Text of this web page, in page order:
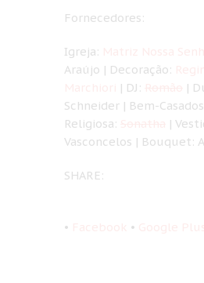
Fornecedores:
Igreja:
Araújo | Decoração:
| DJ:
|
Schneider | Bem-
Religiosa:
|
Vasconcelos | Bouquet:
SHARE:
• •